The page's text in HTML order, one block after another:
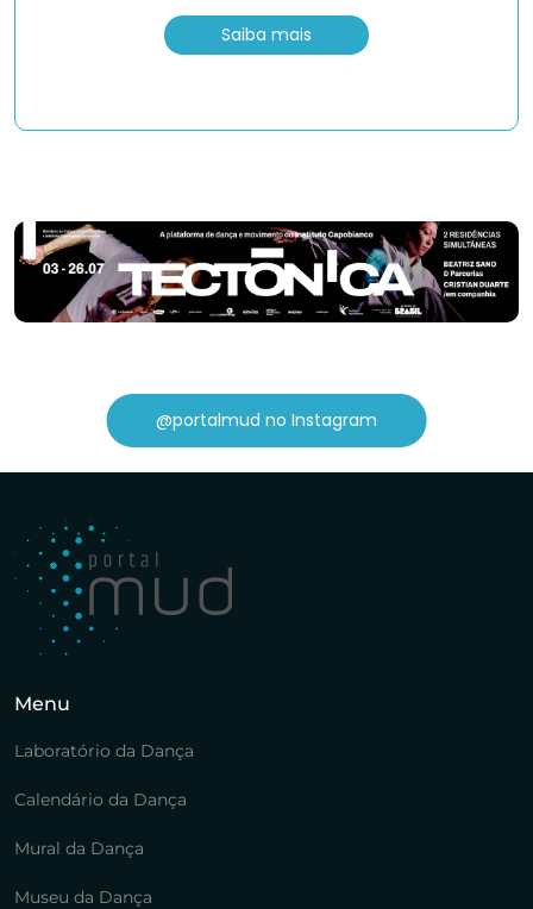
Saiba mais
@portalmud no Instagram
Menu
Laboratório da Dança
Calendário da Dança
Mural da Dança
Museu da Dança